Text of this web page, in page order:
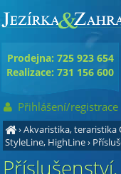
›Akvaristika, teraristika
StyleLine, HighLine›
Prodejna: 725 923 654
Realizace: 731 156 600
Přihlášení/registrace